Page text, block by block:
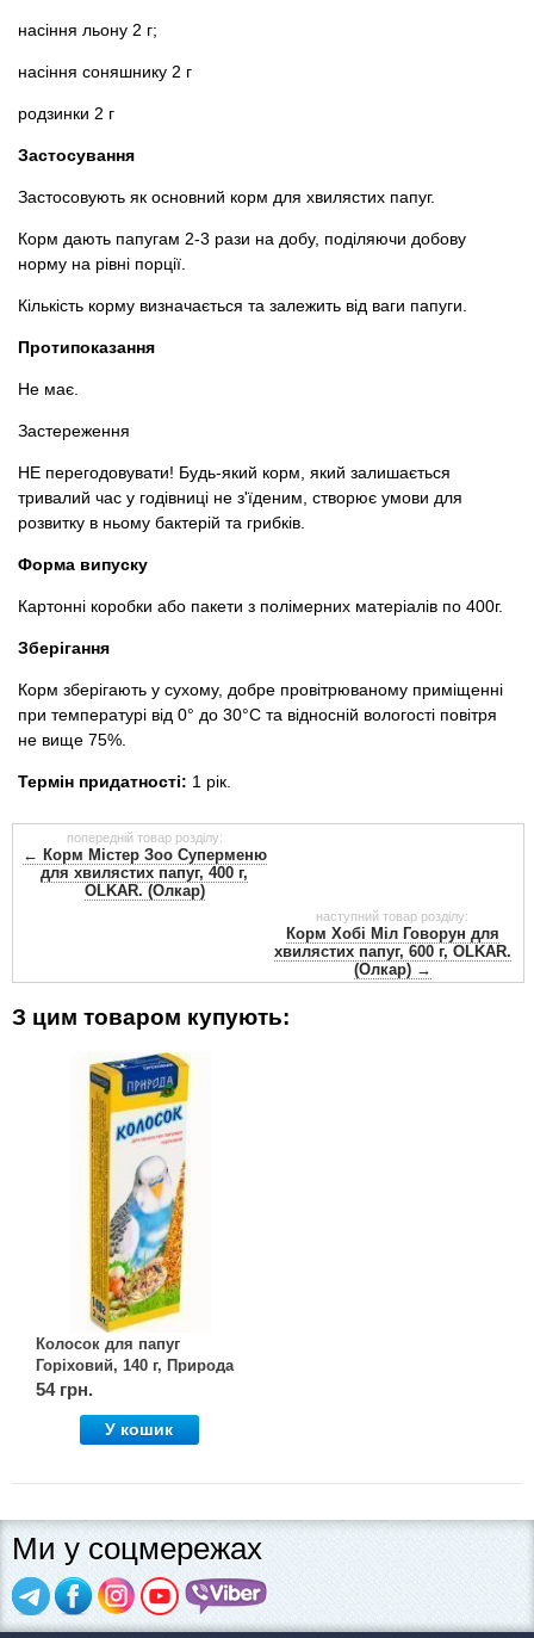
насіння льону 2 г;
насіння соняшнику 2 г
родзинки 2 г
Застосування
Застосовують як основний корм для хвилястих папуг.
Корм дають папугам 2-3 рази на добу, поділяючи добову
норму на рівні порції.
Кількість корму визначається та залежить від ваги папуги.
Протипоказання
Не має.
Застереження
НЕ перегодовувати! Будь-який корм, який залишається
тривалий час у годівниці не з'їденим, створює умови для
розвитку в ньому бактерій та грибків.
Форма випуску
Картонні коробки або пакети з полімерних матеріалів по 400г.
Зберігання
Корм зберігають у сухому, добре провітрюваному приміщенні
при температурі від 0° до 30°С та відносній вологості повітря
не вище 75%.
Термін придатності: 1 рік.
попередній товар розділу:
← Корм ​​Містер Зоо Суперменю
для хвилястих папуг, 400 г,
OLKAR. (Олкар)
наступний товар розділу:
Корм ​​Хобі Міл Говорун для
хвилястих папуг, 600 г, OLKAR.
(Олкар) →
З цим товаром купують:
Колосок для папуг
Горіховий, 140 г, Природа
54 грн.
У кошик
Ми у соцмережах